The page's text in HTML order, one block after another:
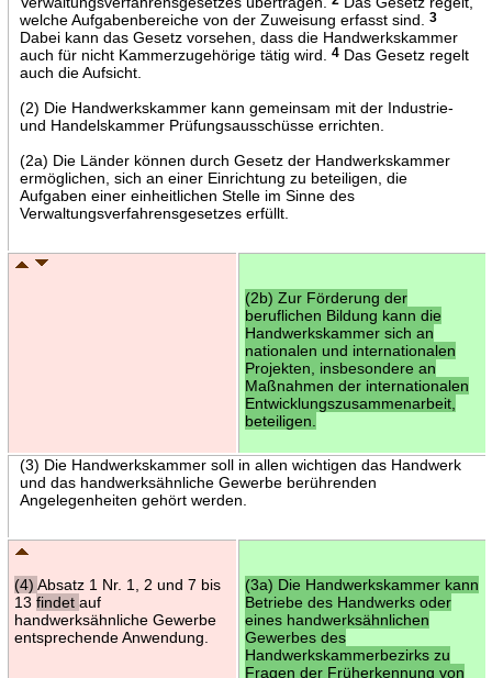
welche Aufgabenbereiche von der Zuweisung erfasst sind.
3
Dabei kann das Gesetz vorsehen, dass die Handwerkskammer
auch für nicht Kammerzugehörige tätig wird.
4Das Gesetz regelt
auch die Aufsicht.
(2) Die Handwerkskammer kann gemeinsam mit der Industrie-
und Handelskammer Prüfungsausschüsse errichten.
(2a) Die Länder können durch Gesetz der Handwerkskammer
ermöglichen, sich an einer Einrichtung zu beteiligen, die
Aufgaben einer einheitlichen Stelle im Sinne des
Verwaltungsverfahrensgesetzes erfüllt.
(2b) Zur Förderung der
beruflichen Bildung kann die
Handwerkskammer sich an
nationalen und internationalen
Projekten, insbesondere an
Maßnahmen der internationalen
Entwicklungszusammenarbeit,
beteiligen.
(3) Die Handwerkskammer soll in allen wichtigen das Handwerk
und das handwerksähnliche Gewerbe berührenden
Angelegenheiten gehört werden.
(4) Absatz 1 Nr. 1, 2 und 7 bis
13 findet auf
handwerksähnliche Gewerbe
entsprechende Anwendung.
(3a) Die Handwerkskammer kann
Betriebe des Handwerks oder
eines handwerksähnlichen
Gewerbes des
Handwerkskammerbezirks zu
Fragen der Früherkennung von